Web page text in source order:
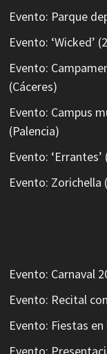
Evento: Parque
Evento: ‘Wicked’
Evento:
(Cáceres)
Evento: Campus
(Palencia)
Evento:
Evento: Zorichella
Evento: Carnaval
Evento: Recital
Evento: Fiestas